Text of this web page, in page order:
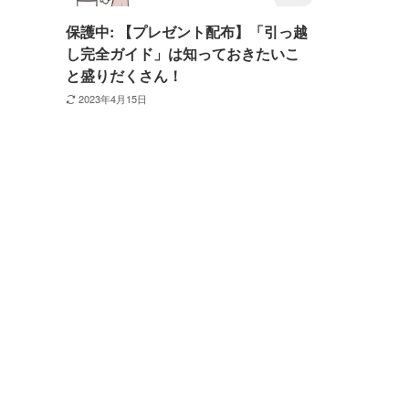
保護中: 【プレゼント配布】「引っ越
し完全ガイド」は知っておきたいこ
と盛りだくさん！
2023年4月15日